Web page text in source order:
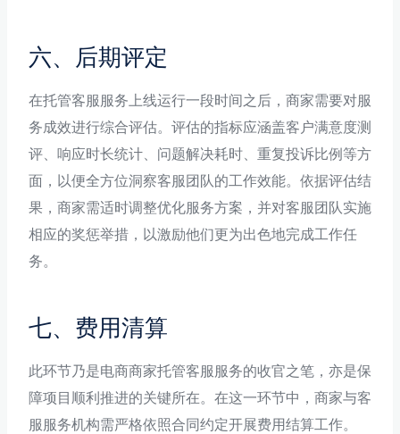
六、后期评定
在托管客服服务上线运行一段时间之后，商家需要对服
务成效进行综合评估。评估的指标应涵盖客户满意度测
评、响应时长统计、问题解决耗时、重复投诉比例等方
面，以便全方位洞察客服团队的工作效能。依据评估结
果，商家需适时调整优化服务方案，并对客服团队实施
相应的奖惩举措，以激励他们更为出色地完成工作任
务。
七、费用清算
此环节乃是电商商家托管客服服务的收官之笔，亦是保
障项目顺利推进的关键所在。在这一环节中，商家与客
服服务机构需严格依照合同约定开展费用结算工作。